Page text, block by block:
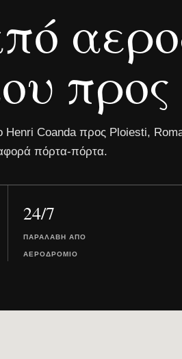
Henri Coanda προς Ploiesti,
πόρτα-πόρτα.
24/7
ΠΑΡΑΛΑΒΉ ΑΠΌ
ΑΕΡΟΔΡΌΜΙΟ